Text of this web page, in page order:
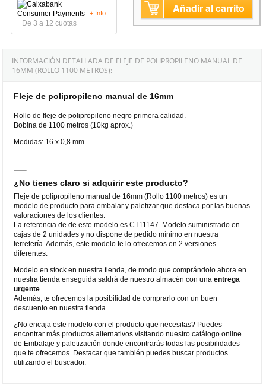
De 3 a 12 cuotas
+ Info Añadir al carrito
INFORMACIÓN DETALLADA DE FLEJE DE POLIPROPILENO MANUAL DE
16MM (ROLLO 1100 METROS):
Fleje de polipropileno manual de 16mm
Rollo de fleje de polipropileno negro primera calidad.
Bobina de 1100 metros (10kg aprox.)
Medidas: 16 x 0,8 mm.
¿No tienes claro si adquirir este producto?
Fleje de polipropileno manual de 16mm (Rollo 1100 metros) es un
modelo de producto para embalar y paletizar que destaca por las buenas
valoraciones de los clientes.
La referencia de de este modelo es CT11147. Modelo suministrado en
cajas de 2 unidades y no dispone de pedido mínimo en nuestra
ferretería. Además, este modelo te lo ofrecemos en 2 versiones
diferentes.
Modelo en stock en nuestra tienda, de modo que comprándolo ahora en
nuestra tienda enseguida saldrá de nuestro almacén con unaentrega
urgente
Además, te ofrecemos la posibilidad de comprarlo con un buen
descuento en nuestra tienda.
¿No encaja este modelo con el producto que necesitas? Puedes
encontrar más productos alternativos visitando nuestro catálogo online
de Embalaje y paletización donde encontrarás todas las posibilidades
que te ofrecemos. Destacar que también puedes buscar productos
utilizando el buscador.